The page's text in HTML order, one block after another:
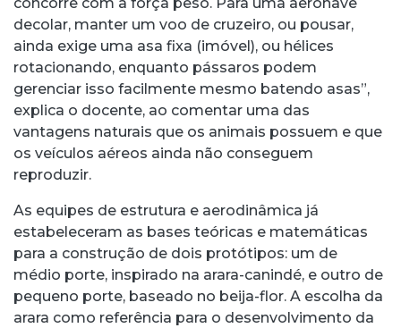
decolar, manter um voo de cruzeiro, ou pousar,
ainda exige uma asa fixa (imóvel), ou hélices
rotacionando, enquanto pássaros podem
gerenciar isso facilmente mesmo batendo asas”,
explica o docente, ao comentar uma das
vantagens naturais que os animais possuem e que
os veículos aéreos ainda não conseguem
reproduzir.
As equipes de estrutura e aerodinâmica já
estabeleceram as bases teóricas e matemáticas
para a construção de dois protótipos: um de
médio porte, inspirado na arara-canindé, e outro de
pequeno porte, baseado no beija-flor. A escolha da
arara como referência para o desenvolvimento da